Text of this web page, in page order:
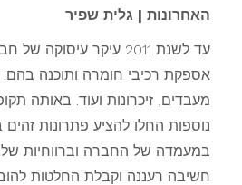
האחרונות | גלית שפיר
עד לשנת 2011 עיקר
אספקת רכיבי חומרה ותוכנה
מעבדים, זיכרונות ועוד. באותה
נוספות החלו להציע פתרונות
במעמדה של החברה וברווחיות
חשיבה רעננה וקבלת החלטות